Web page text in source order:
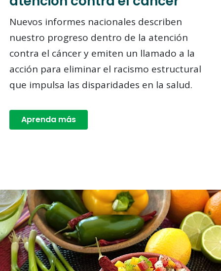
Nuevos informes nacionales describen
nuestro progreso dentro de la atención
contra el cáncer y emiten un llamado a la
acción para eliminar el racismo estructural
que impulsa las disparidades en la salud.
Aprenda más